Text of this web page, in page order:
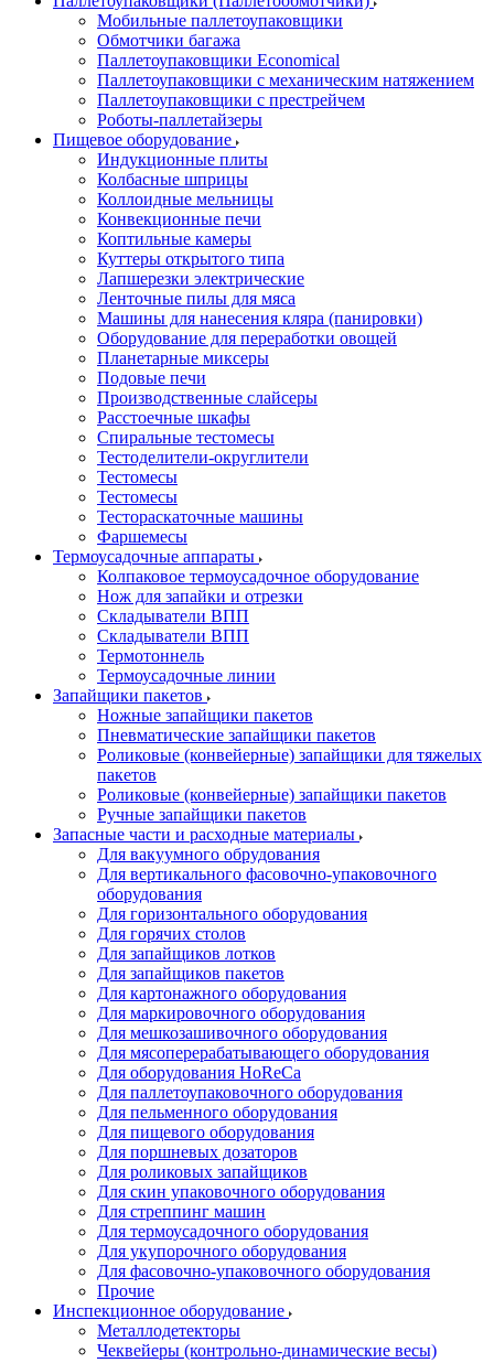
Мобильные паллетоупаковщики
Обмотчики багажа
Паллетоупаковщики Economical
Паллетоупаковщики с механическим натяжением
Паллетоупаковщики с престрейчем
Роботы-паллетайзеры
Пищевое оборудование
Индукционные плиты
Колбасные шприцы
Коллоидные мельницы
Конвекционные печи
Коптильные камеры
Куттеры открытого типа
Лапшерезки электрические
Ленточные пилы для мяса
Машины для нанесения кляра (панировки)
Оборудование для переработки овощей
Планетарные миксеры
Подовые печи
Производственные слайсеры
Расстоечные шкафы
Спиральные тестомесы
Тестоделители-округлители
Тестомесы
Тестомесы
Тестораскаточные машины
Фаршемесы
Термоусадочные аппараты
Колпаковое термоусадочное оборудование
Нож для запайки и отрезки
Складыватели ВПП
Складыватели ВПП
Термотоннель
Термоусадочные линии
Запайщики пакетов
Ножные запайщики пакетов
Пневматические запайщики пакетов
Роликовые (конвейерные) запайщики для тяжелых
пакетов
Роликовые (конвейерные) запайщики пакетов
Ручные запайщики пакетов
Запасные части и расходные материалы
Для вакуумного обрудования
Для вертикального фасовочно-упаковочного
оборудования
Для горизонтального оборудования
Для горячих столов
Для запайщиков лотков
Для запайщиков пакетов
Для картонажного оборудования
Для маркировочного оборудования
Для мешкозашивочного оборудования
Для мясоперерабатывающего оборудования
Для оборудования HoReCa
Для паллетоупаковочного оборудования
Для пельменного оборудования
Для пищевого оборудования
Для поршневых дозаторов
Для роликовых запайщиков
Для скин упаковочного оборудования
Для стреппинг машин
Для термоусадочного оборудования
Для укупорочного оборудования
Для фасовочно-упаковочного оборудования
Прочие
Инспекционное оборудование
Металлодетекторы
Чеквейеры (контрольно-динамические весы)